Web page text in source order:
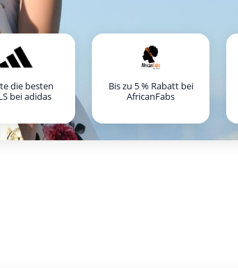
die besten
bei adidas
Bis zu 5 % Rabatt bei
AfricanFabs